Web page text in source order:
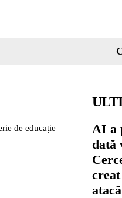
de educație
AI a
dată